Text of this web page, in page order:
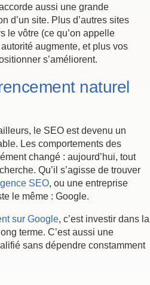
aussi une grande
d’un site. Plus d’autres sites
le vôtre (ce qu’on appelle
augmente, et plus vos
s’améliorent.
naturel
le SEO est devenu un
Les comportements des
changé : aujourd’hui, tout
Qu’il s’agisse de trouver
SEO, ou une entreprise
le même : Google.
sur Google, c’est investir dans la
terme. C’est aussi une
sans dépendre constamment